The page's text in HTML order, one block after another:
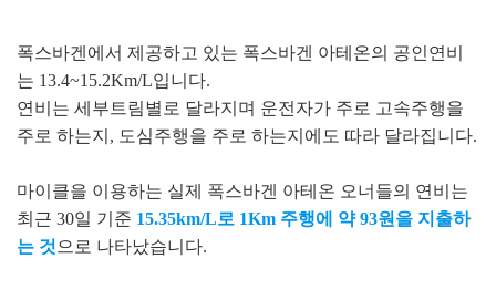
폭스바겐에서 제공하고 있는 폭스바겐 아테온의 공인연비
는 13.4~15.2Km/L입니다.
연비는 세부트림별로 달라지며 운전자가 주로 고속주행을
주로 하는지, 도심주행을 주로 하는지에도 따라 달라집니다.
마이클을 이용하는 실제 폭스바겐 아테온 오너들의 연비는
최근 30일 기준 15.35km/L로 1Km 주행에 약 93원을 지출하
는 것으로 나타났습니다.